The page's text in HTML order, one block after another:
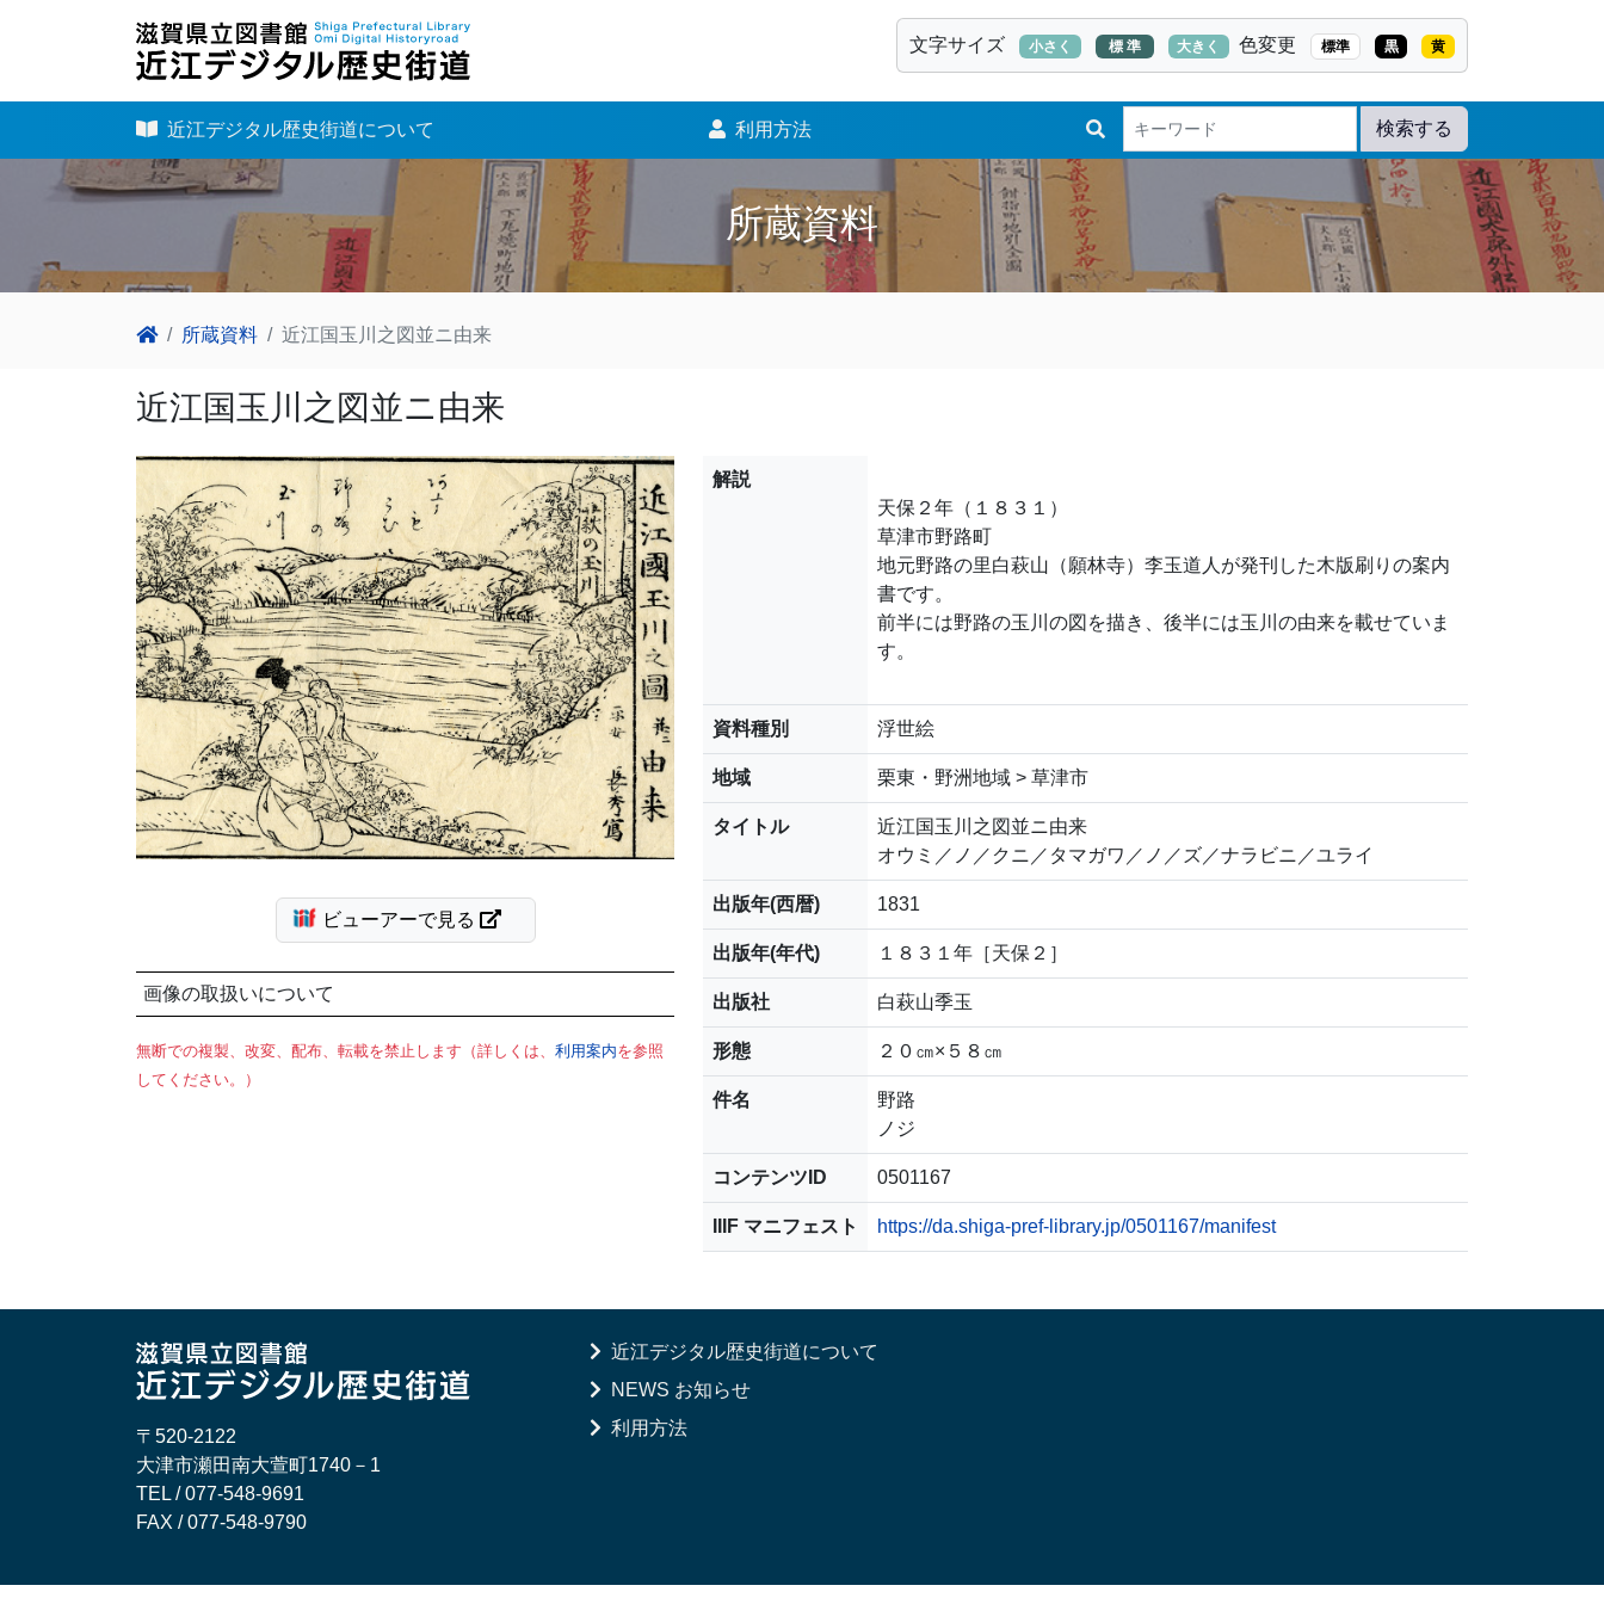
文字サイズ 小さく 標 準 大きく 色変更 標準 黒 黄
近江デジタル歴史街道について 利用方法 検索する
所蔵資料
所蔵資料 近江国玉川之図並ニ由来
近江国玉川之図並ニ由来
ビューアーで見る
画像の取扱いについて
無断での複製、改変、配布、転載を禁止します（詳しくは、 利用案内を参照
してください。）
解説
天保２年（１８３１）
草津市野路町
地元野路の里白萩山（願林寺）李玉道人が発刊した木版刷りの案内
書です。
前半には野路の玉川の図を描き、後半には玉川の由来を載せていま
す。
資料種別 浮世絵
地域 栗東・野洲地域 > 草津市
タイトル
近江国玉川之図並ニ由来
オウミ／ノ／クニ／タマガワ／ノ／ズ／ナラビニ／ユライ
出版年(西暦) 1831
出版年(年代) １８３１年［天保２］
出版社 白萩山季玉
形態 ２０㎝×５８㎝
件名
野路
ノジ
コンテンツID 0501167
IIIF マニフェスト https://da.shiga-pref-library.jp/0501167/manifest
〒520-2122
大津市瀬田南大萱町1740－1
TEL / 077-548-9691
FAX / 077-548-9790
近江デジタル歴史街道について
NEWS お知らせ
利用方法